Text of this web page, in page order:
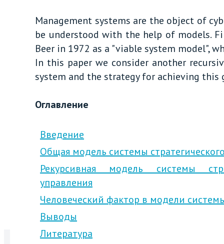
Management systems are the object of
be understood with the help of models.
Beer in 1972 as a "viable system model",
In this paper we consider another
system and the strategy for achieving this
Оглавление
Введение
Общая модель системы
Рекурсивная модель системы
управления
Человеческий фактор в модели
Выводы
Литература